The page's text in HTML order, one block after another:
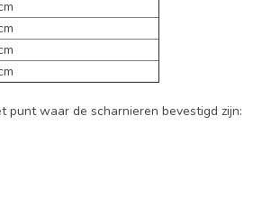
punt waar de scharnieren bevestigd zijn: